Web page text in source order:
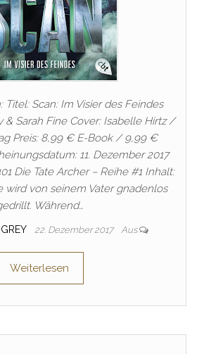
Titel: Scan: Im Visier des Feindes
& Sarah Fine Cover: Isabelle Hirtz /
Preis: 8,99 € E-Book / 9,99 €
11. Dezember 2017
Die Tate Archer – Reihe #1 Inhalt:
wird von seinem Vater gnadenlos
Während…
22. Dezember 2017 Aus
Weiterlesen